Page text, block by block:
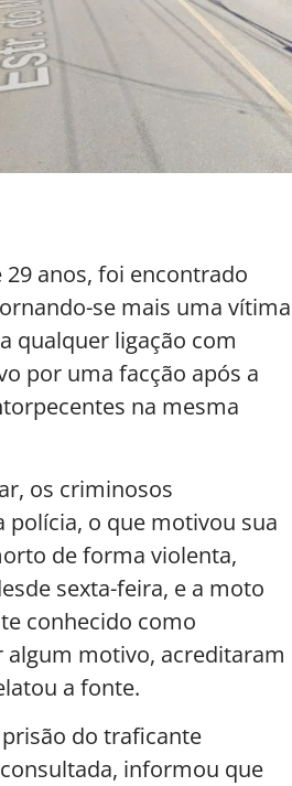
anos, foi encontrado
se mais uma vítima
qualquer ligação com
por uma facção após a
na mesma
os criminosos
polícia, o que motivou sua
de forma violenta,
sexta-feira, e a moto
conhecido como
algum motivo, acreditaram
a fonte.
do traficante
informou que